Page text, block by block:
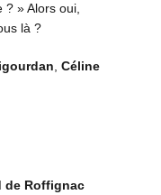
» Alors oui,
là ?
Céline
de Roffignac